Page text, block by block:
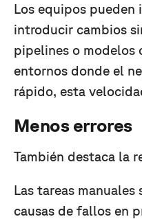
Los equipos pueden
introducir cambios
pipelines o modelos
entornos donde el
rápido, esta
Menos errores
También destaca la
Las tareas
causas de fallos en